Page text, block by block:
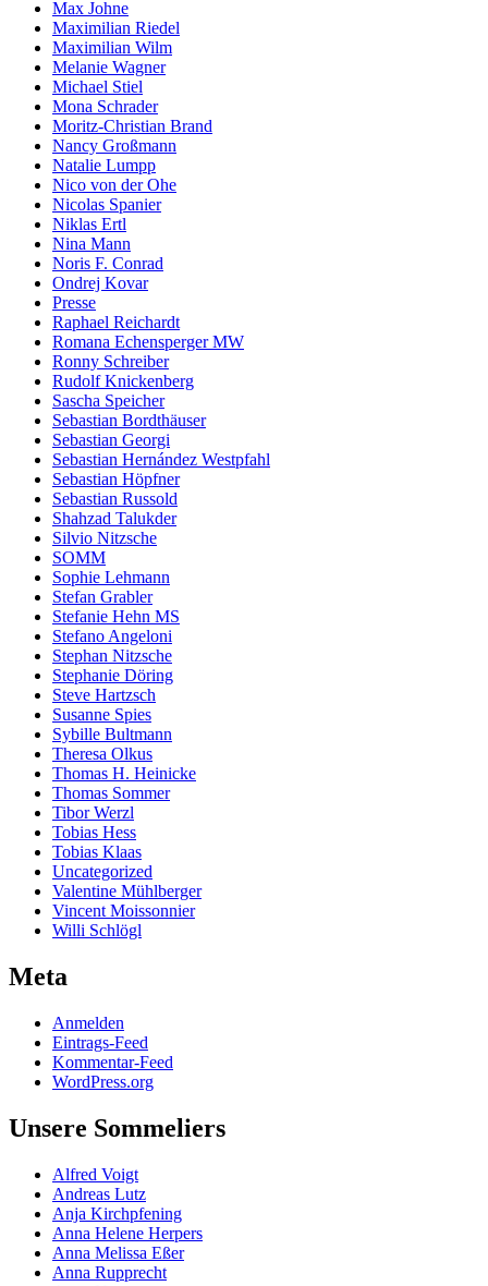
Max Johne
Maximilian Riedel
Maximilian Wilm
Melanie Wagner
Michael Stiel
Mona Schrader
Moritz-Christian Brand
Nancy Großmann
Natalie Lumpp
Nico von der Ohe
Nicolas Spanier
Niklas Ertl
Nina Mann
Noris F. Conrad
Ondrej Kovar
Presse
Raphael Reichardt
Romana Echensperger MW
Ronny Schreiber
Rudolf Knickenberg
Sascha Speicher
Sebastian Bordthäuser
Sebastian Georgi
Sebastian Hernández Westpfahl
Sebastian Höpfner
Sebastian Russold
Shahzad Talukder
Silvio Nitzsche
SOMM
Sophie Lehmann
Stefan Grabler
Stefanie Hehn MS
Stefano Angeloni
Stephan Nitzsche
Stephanie Döring
Steve Hartzsch
Susanne Spies
Sybille Bultmann
Theresa Olkus
Thomas H. Heinicke
Thomas Sommer
Tibor Werzl
Tobias Hess
Tobias Klaas
Uncategorized
Valentine Mühlberger
Vincent Moissonnier
Willi Schlögl
Meta
Anmelden
Eintrags-Feed
Kommentar-Feed
WordPress.org
Unsere Sommeliers
Alfred Voigt
Andreas Lutz
Anja Kirchpfening
Anna Helene Herpers
Anna Melissa Eßer
Anna Rupprecht